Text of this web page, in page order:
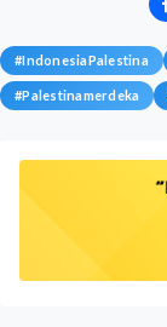
#IndonesiaPalestina
#Palestinamerdeka